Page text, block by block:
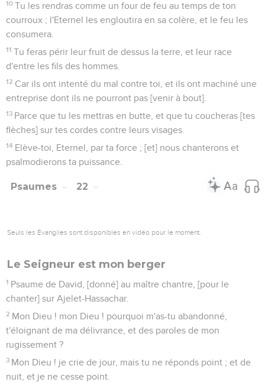
10 Tu les rendras comme un four de feu au temps de ton
courroux ; l'Eternel les engloutira en sa colère, et le feu les
consumera.
11 Tu feras périr leur fruit de dessus la terre, et leur race
d'entre les fils des hommes.
12 Car ils ont intenté du mal contre toi, et ils ont machiné une
entreprise dont ils ne pourront pas [venir à bout].
13 Parce que tu les mettras en butte, et que tu coucheras [tes
flèches] sur tes cordes contre leurs visages.
14 Elève-toi, Eternel, par ta force ; [et] nous chanterons et
psalmodierons ta puissance.
Psaumes 22
Seuls les Évangiles sont disponibles en vidéo pour le moment.
Le Seigneur est mon berger
1 Psaume de David, [donné] au maître chantre, [pour le
chanter] sur Ajelet-Hassachar.
2 Mon Dieu ! mon Dieu ! pourquoi m'as-tu abandonné,
t'éloignant de ma délivrance, et des paroles de mon
rugissement ?
3 Mon Dieu ! je crie de jour, mais tu ne réponds point ; et de
nuit, et je ne cesse point.